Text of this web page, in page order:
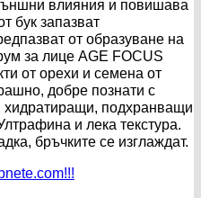
влияния и повишава
бук запазват
от образуване на
за лице AGE FOCUS
от орехи и семена от
добре познати с
хидратиращи, подхранващи
и лека текстура.
бръчките се изглаждат.